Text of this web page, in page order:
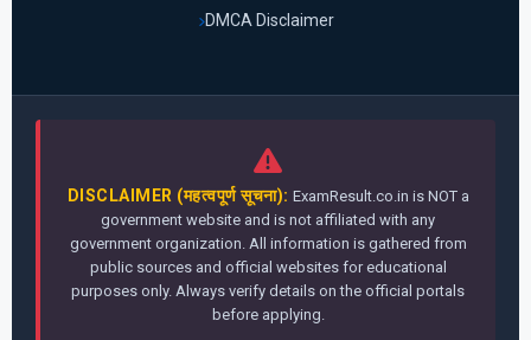
DMCA Disclaimer
DISCLAIMER (महत्वपूर्ण सूचना): ExamResult.co.in is NOT a
government website and is not affiliated with any
government organization. All information is gathered from
public sources and official websites for educational
purposes only. Always verify details on the official portals
before applying.